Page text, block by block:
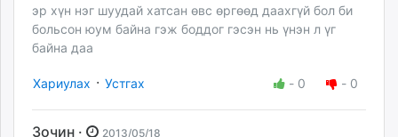
эр хүн нэг шуудай хатсан өвс өргөөд даахгүй бол би
больсон юум байна гэж боддог гэсэн нь үнэн л үг
байна даа
Хариулах · Устгах - 0 - 0
Зочин · 2013/05/18